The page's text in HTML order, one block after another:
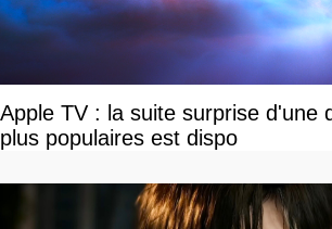
Apple TV : la suite surprise d'une
plus populaires est dispo